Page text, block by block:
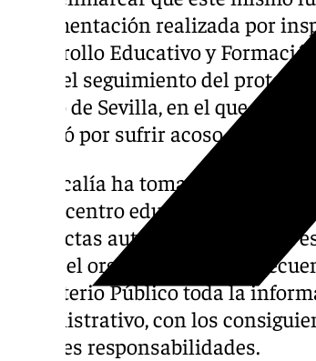
documentación realizada por
Desarrollo Educativo y
sobre el seguimiento del
Loreto de Sevilla, en el que
suicidó por sufrir acoso escolar.
La Fiscalía ha tomado esta
que el centro educativo no
conductas autolíticas, como así
según el organismo. En
Ministerio Público toda la
administrativo, con los
posibles responsabilidades.